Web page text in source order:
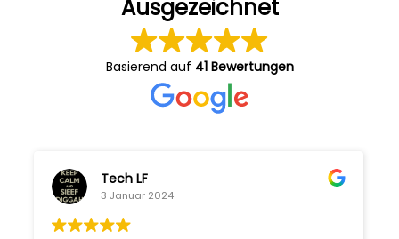
Ausgezeichnet
Basierend auf 41 Bewertungen
Tech LF
3 Januar 2024